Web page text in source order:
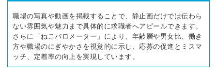
職場の写真や動画を掲載することで、静止画だけでは伝わら
ない雰囲気や魅力まで具体的に求職者へアピールできます。
さらに「ねこバロメーター」により、年齢層や男女比、働き
方や職場のにぎやかさを視覚的に示し、応募の促進とミスマ
ッチ、定着率の向上を実現しています。